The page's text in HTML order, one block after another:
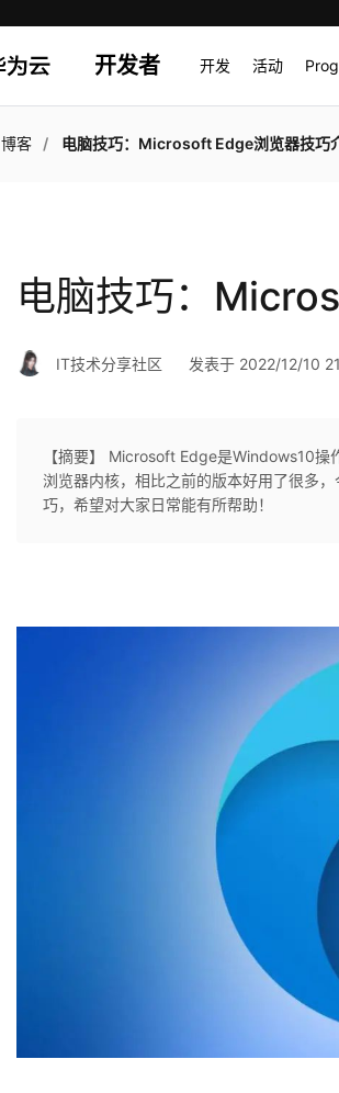
开发者 开发 活动
博客 电脑技巧：Microsoft Edge浏览器技巧
电脑技巧：
IT技术分享社区 发表于 2022/12/10
【摘要】 Microsoft Edge是Windows10
浏览器内核，相比之前的版本好用了很多
巧，希望对大家日常能有所帮助！